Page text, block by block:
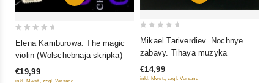
5
Elena Kamburowa. The magic
violin (Wolschebnaja skripka)
€19,99
inkl. Mwst., zzgl. Versand
5
Mikael Tariverdiev. Nochnye
zabavy. Tihaya muzyka
€14,99
inkl. Mwst., zzgl. Versand